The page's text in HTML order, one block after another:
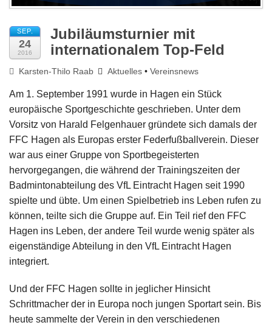
SEP.
24
2016
Jubiläumsturnier mit
internationalem Top-Feld
Karsten-Thilo Raab Aktuelles •Vereinsnews
Am 1. September 1991 wurde in Hagen ein Stück
europäische Sportgeschichte geschrieben. Unter dem
Vorsitz von Harald Felgenhauer gründete sich damals der
FFC Hagen als Europas erster Federfußballverein. Dieser
war aus einer Gruppe von Sportbegeisterten
hervorgegangen, die während der Trainingszeiten der
Badmintonabteilung des VfL Eintracht Hagen seit 1990
spielte und übte. Um einen Spielbetrieb ins Leben rufen zu
können, teilte sich die Gruppe auf. Ein Teil rief den FFC
Hagen ins Leben, der andere Teil wurde wenig später als
eigenständige Abteilung in den VfL Eintracht Hagen
integriert.
Und der FFC Hagen sollte in jeglicher Hinsicht
Schrittmacher der in Europa noch jungen Sportart sein. Bis
heute sammelte der Verein in den verschiedenen